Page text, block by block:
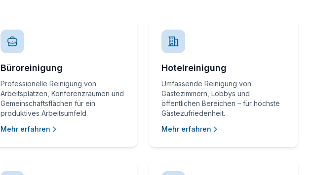
Büroreinigung
Professionelle Reinigung von
Arbeitsplätzen, Konferenzräumen und
Gemeinschaftsflächen für ein
produktives Arbeitsumfeld.
Mehr erfahren
Hotelreinigung
Umfassende Reinigung von
Gästezimmern, Lobbys und
öffentlichen Bereichen – für höchste
Gästezufriedenheit.
Mehr erfahren